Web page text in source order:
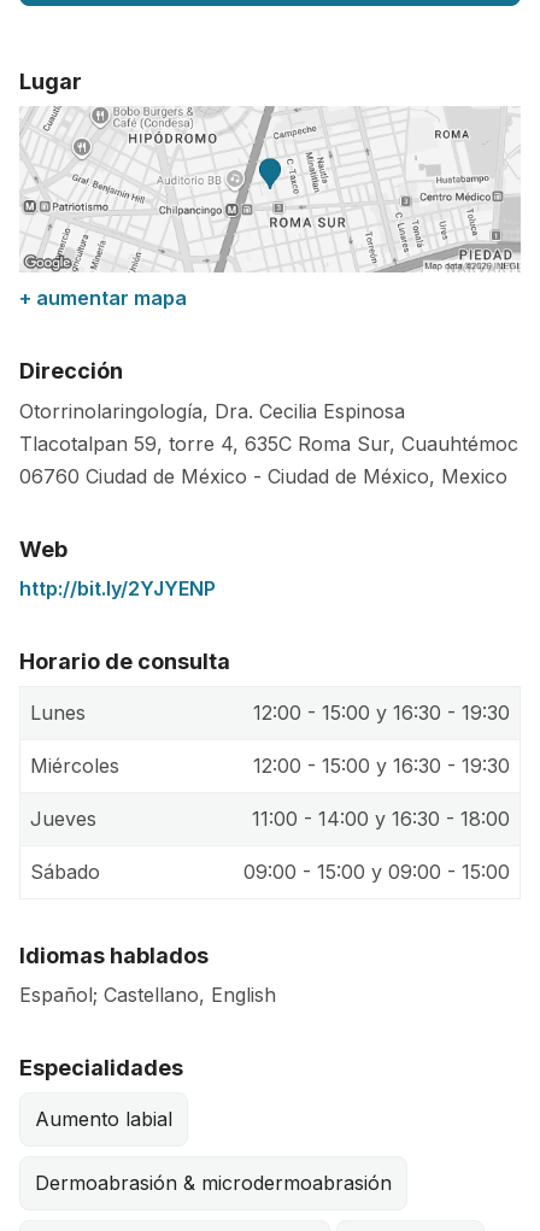
Lugar
+ aumentar mapa
Dirección
Otorrinolaringología, Dra. Cecilia Espinosa
Tlacotalpan 59, torre 4, 635C Roma Sur, Cuauhtémoc
06760 Ciudad de México - Ciudad de México, Mexico
Web
http://bit.ly/2YJYENP
Horario de consulta
Lunes 12:00 - 15:00 y 16:30 - 19:30
Miércoles 12:00 - 15:00 y 16:30 - 19:30
Jueves 11:00 - 14:00 y 16:30 - 18:00
Sábado 09:00 - 15:00 y 09:00 - 15:00
Idiomas hablados
Español; Castellano, English
Especialidades
Aumento labial
Dermoabrasión & microdermoabrasión